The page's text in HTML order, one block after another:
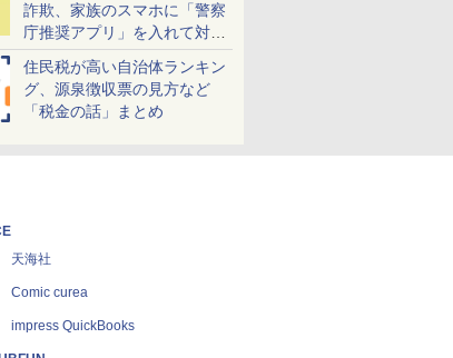
詐欺、家族のスマホに「警察
庁推奨アプリ」を入れて対策
しよう！
住民税が高い自治体ランキン
グ、源泉徴収票の見方など
「税金の話」まとめ
天海社
Comic curea
impress QuickBooks